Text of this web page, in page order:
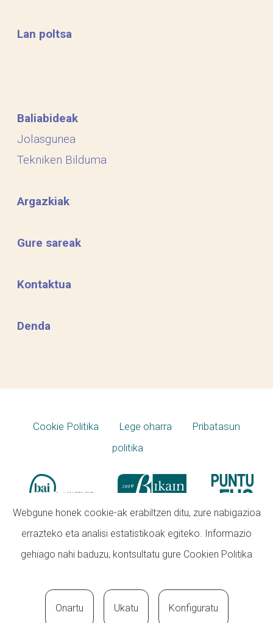
Lan poltsa
Baliabideak
Jolasgunea
Tekniken Bilduma
Argazkiak
Gure sareak
Kontaktua
Denda
Cookie Politika Lege oharra
Pribatasun
politika
Webgune honek cookie-ak erabiltzen ditu, zure nabigazioa
errazteko eta analisi estatistikoak egiteko. Informazio
gehiago nahi baduzu, kontsultatu gure Cookien Politika
Onartu Ukatu Konfiguratu